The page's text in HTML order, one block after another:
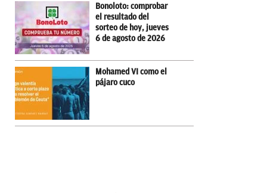
Bonoloto: comprobar
el resultado del
sorteo de hoy, jueves
6 de agosto de 2026
Mohamed VI como el
pájaro cuco